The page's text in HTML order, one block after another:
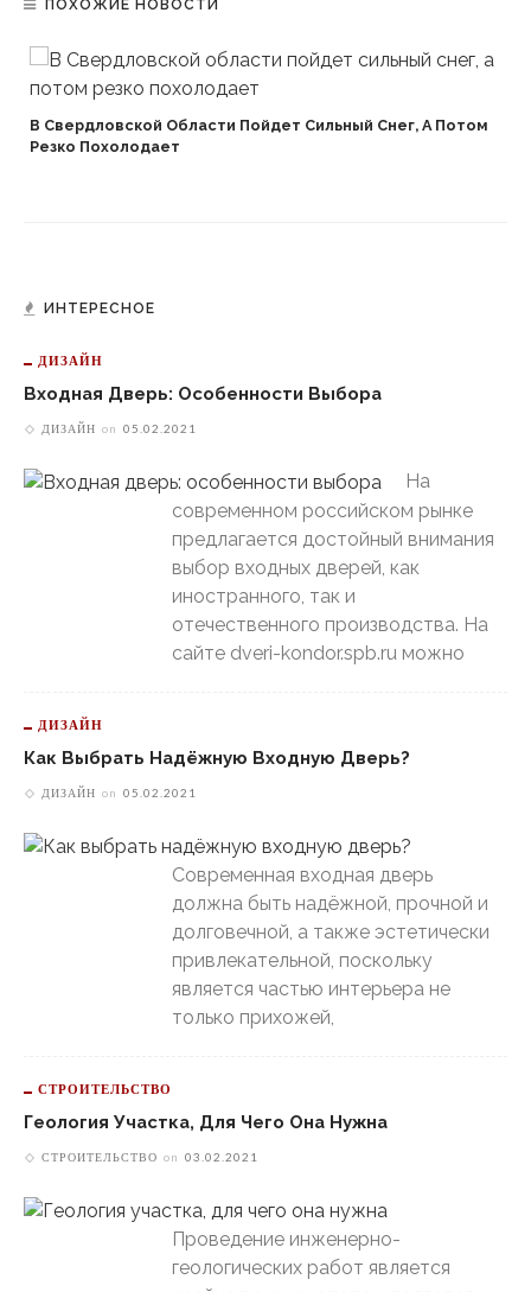
ПОХОЖИЕ НОВОСТИ
В Свердловской Области Пойдет Сильный Снег, А Потом
Резко Похолодает
ИНТЕРЕСНОЕ
ДИЗАЙН
Входная Дверь: Особенности Выбора
ДИЗАЙН on 05.02.2021
На
современном российском рынке
предлагается достойный внимания
выбор входных дверей, как
иностранного, так и
отечественного производства. На
сайте dveri-kondor.spb.ru можно
ДИЗАЙН
Как Выбрать Надёжную Входную Дверь?
ДИЗАЙН on 05.02.2021
Современная входная дверь
должна быть надёжной, прочной и
долговечной, а также эстетически
привлекательной, поскольку
является частью интерьера не
только прихожей,
СТРОИТЕЛЬСТВО
Геология Участка, Для Чего Она Нужна
СТРОИТЕЛЬСТВО on 03.02.2021
Проведение инженерно-
геологических работ является